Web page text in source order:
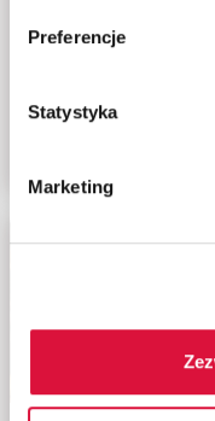
prywatności.
Preferencje
Statystyka
Marketing
Nugat waniliowy